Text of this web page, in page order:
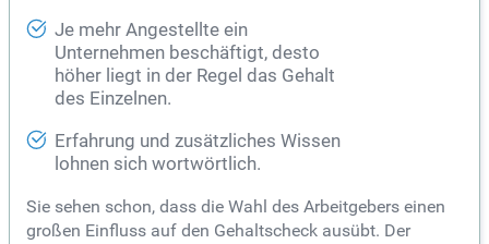
Je mehr Angestellte ein
Unternehmen beschäftigt, desto
höher liegt in der Regel das Gehalt
des Einzelnen.
Erfahrung und zusätzliches Wissen
lohnen sich wortwörtlich.
Sie sehen schon, dass die Wahl des Arbeitgebers einen
großen Einfluss auf den Gehaltscheck ausübt. Der